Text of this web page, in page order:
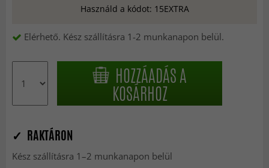
Használd a kódot: 15EXTRA
Elérhető. Kész szállításra 1-2 munkanapon belül.
HOZZÁADÁS A
KOSÁRHOZ
✓ RAKTÁRON
Kész szállításra 1–2 munkanapon belül